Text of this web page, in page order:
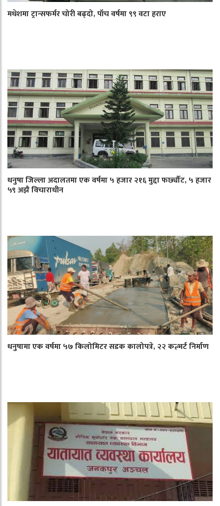
मधेशमा ट्रान्सफर्मर चोरी बढ्दो, पाँच वर्षमा ९९ वटा हराए
धनुषा जिल्ला अदालतमा एक वर्षमा ५ हजार २१६ मुद्दा फर्छ्यौट, ५ हजार
५९ अझै विचाराधीन
धनुषामा एक वर्षमा ५७ किलोमिटर सडक कालोपत्रे, २२ कल्भर्ट निर्माण